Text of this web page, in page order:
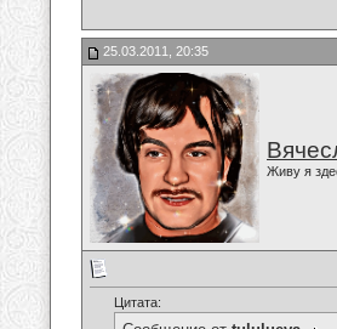
25.03.2011, 20:35
Живу я
Цитата: